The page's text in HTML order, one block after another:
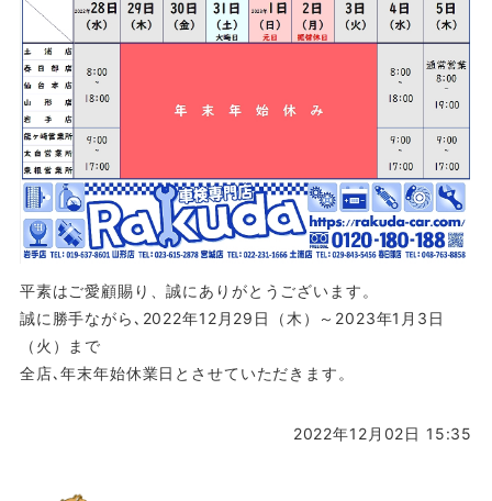
平素はご愛顧賜り、誠にありがとうございます。
誠に勝手ながら､2022年12月29日（木）～2023年1月3日
（火）まで
全店､年末年始休業日とさせていただきます。
2022年12月02日 15:35